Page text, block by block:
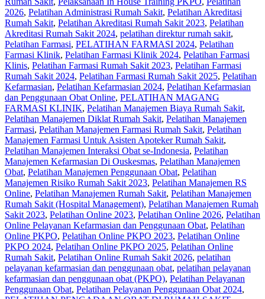
2026, Pelatihan Administrasi Rumah Sakit, Pelatihan Akreditasi
Rumah Sakit, Pelatihan Akreditasi Rumah Sakit 2023, Pelatihan
Akreditasi Rumah Sakit 2024, pelatihan direktur rumah sakit,
Pelatihan Farmasi, PELATIHAN FARMASI 2024, Pelatihan
Farmasi Klinik, Pelatihan Farmasi Klinik 2024, Pelatihan Farmasi
Klinis, Pelatihan Farmasi Rumah Sakit 2023, Pelatihan Farmasi
Rumah Sakit 2024, Pelatihan Farmasi Rumah Sakit 2025, Pelatihan
Kefarmasian, Pelatihan Kefarmasian 2024, Pelatihan Kefarmasian
dan Penggunaan Obat Online, PELATIHAN MAGANG
FARMASI KLINIK, Pelatihan Manajemen Biaya Rumah Sakit,
Pelatihan Manajemen Diklat Rumah Sakit, Pelatihan Manajemen
Farmasi, Pelatihan Manajemen Farmasi Rumah Sakit, Pelatihan
Manajemen Farmasi Untuk Asisten Apoteker Rumah Sakit,
Pelatihan Manajemen Interaksi Obat se-Indonesia, Pelatihan
Manajemen Kefarmasian Di Ouskesmas, Pelatihan Manajemen
Obat, Pelatihan Manajemen Penggunaan Obat, Pelatihan
Manajemen Risiko Rumah Sakit 2023, Pelatihan Manajemen RS
Online, Pelatihan Manajemen Rumah Sakit, Pelatihan Manajemen
Rumah Sakit (Hospital Management), Pelatihan Manajemen Rumah
Sakit 2023, Pelatihan Online 2023, Pelatihan Online 2026, Pelatihan
Online Pelayanan Kefarmasian dan Penggunaan Obat, Pelatihan
Online PKPO, Pelatihan Online PKPO 2023, Pelatihan Online
PKPO 2024, Pelatihan Online PKPO 2025, Pelatihan Online
Rumah Sakit, Pelatihan Online Rumah Sakit 2026, pelatihan
pelayanan kefarmasian dan penggunaan obat, pelatihan pelayanan
kefarmasian dan penggunaan obat (PKPO), Pelatihan Pelayanan
Penggunaan Obat, Pelatihan Pelayanan Penggunaan Obat 2024,